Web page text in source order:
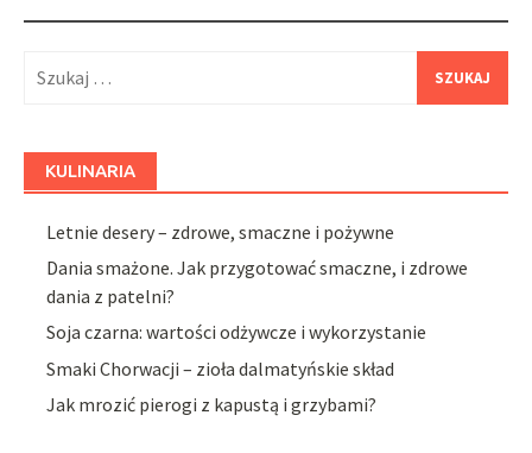
KULINARIA
Letnie desery – zdrowe, smaczne i pożywne
Dania smażone. Jak przygotować smaczne, i zdrowe
dania z patelni?
Soja czarna: wartości odżywcze i wykorzystanie
Smaki Chorwacji – zioła dalmatyńskie skład
Jak mrozić pierogi z kapustą i grzybami?